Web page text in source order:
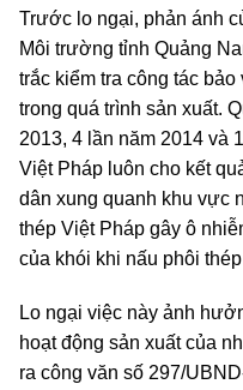
Trước lo ngại, phản ánh
Môi trường tỉnh Quảng
trắc kiểm tra công tác
trong quá trình sản xuất.
2013, 4 lần năm 2014 và
Việt Pháp luôn cho kết
dân xung quanh khu vực
thép Việt Pháp gây ô
của khói khi nấu phôi
Lo ngại việc này ảnh
hoạt động sản xuất của
ra công văn số 297/